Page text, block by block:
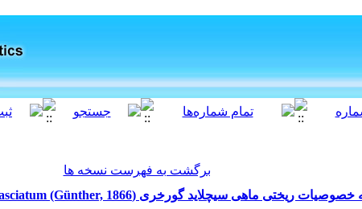
برگشت به فهرست نسخه ها